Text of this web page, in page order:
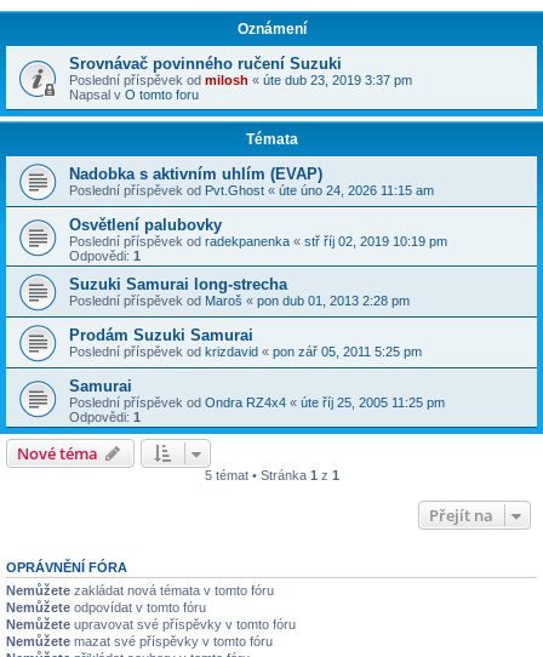
Oznámení
Srovnávač povinného ručení Suzuki
Poslední příspěvek od milosh « úte dub 23, 2019 3:37 pm
Napsal v O tomto foru
Témata
Nadobka s aktivním uhlím (EVAP)
Poslední příspěvek od Pvt.Ghost « úte úno 24, 2026 11:15 am
Osvětlení palubovky
Poslední příspěvek od radekpanenka « stř říj 02, 2019 10:19 pm
Odpovědi: 1
Suzuki Samurai long-strecha
Poslední příspěvek od Maroš « pon dub 01, 2013 2:28 pm
Prodám Suzuki Samurai
Poslední příspěvek od krizdavid « pon zář 05, 2011 5:25 pm
Samurai
Poslední příspěvek od Ondra RZ4x4 « úte říj 25, 2005 11:25 pm
Odpovědi: 1
Nové téma
5 témat • Stránka 1 z 1
Přejít na
OPRÁVNĚNÍ FÓRA
Nemůžete zakládat nová témata v tomto fóru
Nemůžete odpovídat v tomto fóru
Nemůžete upravovat své příspěvky v tomto fóru
Nemůžete mazat své příspěvky v tomto fóru